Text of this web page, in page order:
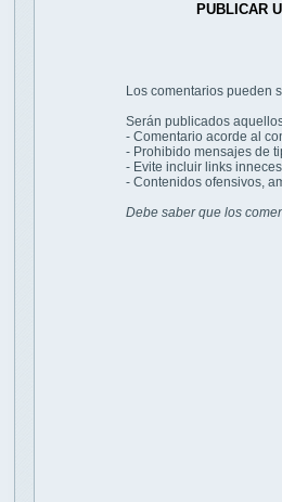
PUBLICAR
Los comentarios pueden
Serán publicados
- Comentario acorde al
- Prohibido mensajes de
- Evite incluir links
- Contenidos ofensivos,
Debe saber que los